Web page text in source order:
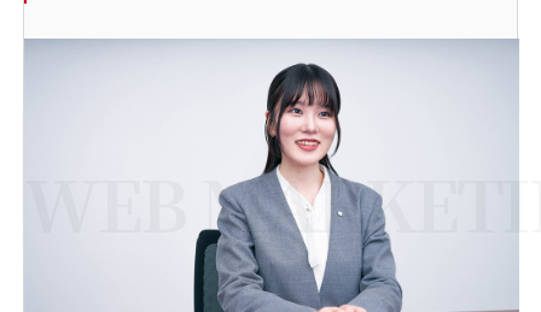
サステナビリティ推進SUSTAINABILITY
女性活躍推進
障がい者採用
WEB